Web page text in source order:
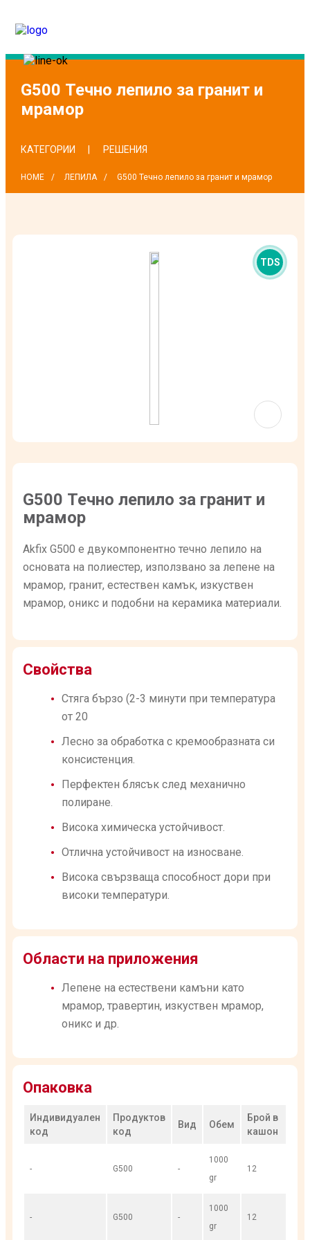
G500 Течно лепило за гранит и
мрамор
КАТЕГОРИИ РЕШЕНИЯ
HOME ЛЕПИЛА G500 Течно лепило за гранит и мрамор
TDS
G500 Течно лепило за гранит и
мрамор
Akfix G500 е двукомпонентно течно лепило на
основата на полиестер, използвано за лепене на
мрамор, гранит, естествен камък, изкуствен
мрамор, оникс и подобни на керамика материали.
Свойства
Стяга бързо (2-3 минути при температура
от 20
Лесно за обработка с кремообразната си
консистенция.
Перфектен блясък след механично
полиране.
Висока химическа устойчивост.
Отлична устойчивост на износване.
Висока свързваща способност дори при
високи температури.
Области на приложения
Лепене на естествени камъни като
мрамор, травертин, изкуствен мрамор,
оникс и др.
Опаковка
Индивидуален
код
Продуктов
код
Вид Обем
Брой в
кашон
- G500 -
1000
gr
12
- G500 -
1000
gr
12